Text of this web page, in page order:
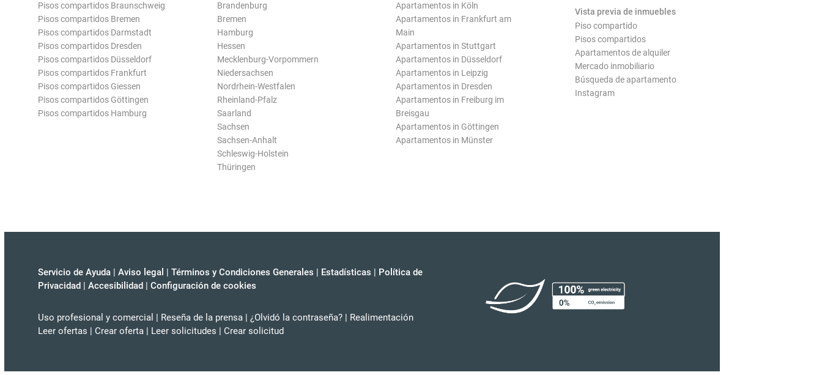
Pisos compartidos Braunschweig
Pisos compartidos Bremen
Pisos compartidos Darmstadt
Pisos compartidos Dresden
Pisos compartidos Düsseldorf
Pisos compartidos Frankfurt
Pisos compartidos Giessen
Pisos compartidos Göttingen
Pisos compartidos Hamburg
Brandenburg
Bremen
Hamburg
Hessen
Mecklenburg-Vorpommern
Niedersachsen
Nordrhein-Westfalen
Rheinland-Pfalz
Saarland
Sachsen
Sachsen-Anhalt
Schleswig-Holstein
Thüringen
Apartamentos in Köln
Apartamentos in Frankfurt am
Main
Apartamentos in Stuttgart
Apartamentos in Düsseldorf
Apartamentos in Leipzig
Apartamentos in Dresden
Apartamentos in Freiburg im
Breisgau
Apartamentos in Göttingen
Apartamentos in Münster
Vista previa de inmuebles
Piso compartido
Pisos compartidos
Apartamentos de alquiler
Mercado inmobiliario
Búsqueda de apartamento
Instagram
Servicio de Ayuda | Aviso legal | Términos y Condiciones Generales | Estadísticas | Política de
Privacidad | Accesibilidad | Configuración de cookies
Uso profesional y comercial | Reseña de la prensa | ¿Olvidó la contraseña? | Realimentación
Leer ofertas | Crear oferta | Leer solicitudes | Crear solicitud